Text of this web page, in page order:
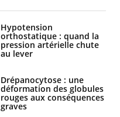
Hypotension
orthostatique : quand la
pression artérielle chute
au lever
Drépanocytose : une
déformation des globules
rouges aux conséquences
graves